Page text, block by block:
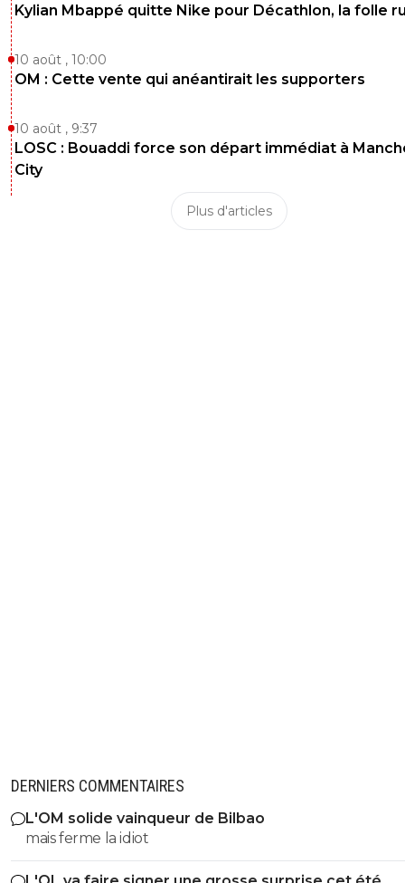
Kylian Mbappé quitte Nike pour Décathlon, la folle
10 août , 10:00
OM : Cette vente qui anéantirait les supporters
10 août , 9:37
LOSC : Bouaddi force son départ immédiat à
City
Plus d'articles
DERNIERS COMMENTAIRES
L'OM solide vainqueur de Bilbao
mais ferme la idiot